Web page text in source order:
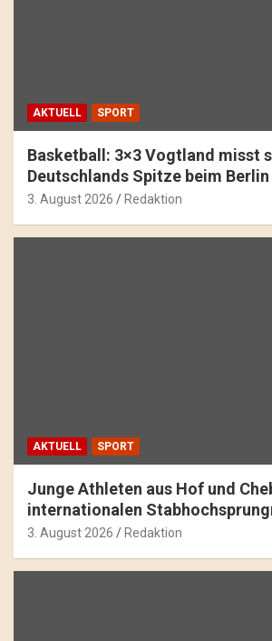
AKTUELL SPORT
Basketball: 3×3 Vogtland misst
Deutschlands Spitze beim
3. August 2026 Redaktion
AKTUELL SPORT
Junge Athleten aus Hof und
internationalen
3. August 2026 Redaktion